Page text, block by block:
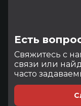
Есть
Cвяжитесь с
связи или
часто